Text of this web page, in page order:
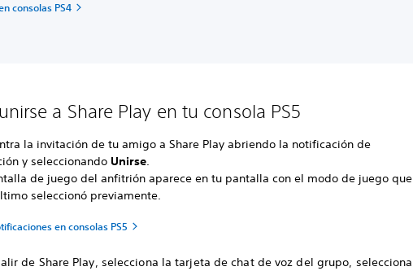
consolas PS4
a Share Play en tu consola PS5
la invitación de tu amigo a Share Play abriendo la notificación de
y seleccionando Unirse.
de juego del anfitrión aparece en tu pantalla con el modo de juego que
seleccionó previamente.
en consolas PS5
de Share Play, selecciona la tarjeta de chat de voz del grupo, selecciona